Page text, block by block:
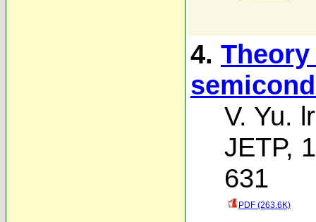
4.
V. Yu.
JETP,
631
PDF (263.6K)